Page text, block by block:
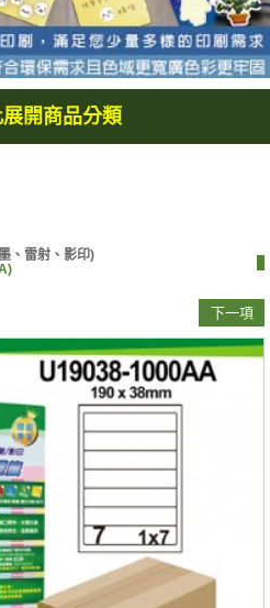
開商品分類
、雷射、影印)
下一項